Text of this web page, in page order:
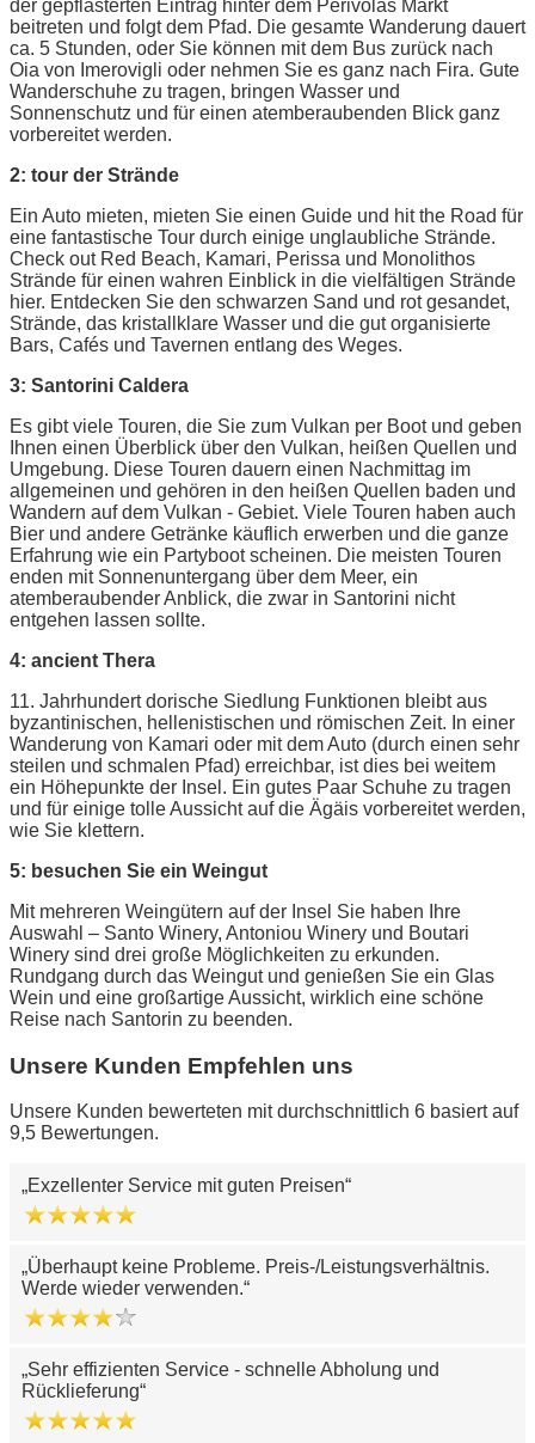
der gepflasterten Eintrag hinter dem Perivolas Markt
beitreten und folgt dem Pfad. Die gesamte Wanderung dauert
ca. 5 Stunden, oder Sie können mit dem Bus zurück nach
Oia von Imerovigli oder nehmen Sie es ganz nach Fira. Gute
Wanderschuhe zu tragen, bringen Wasser und
Sonnenschutz und für einen atemberaubenden Blick ganz
vorbereitet werden.
2: tour der Strände
Ein Auto mieten, mieten Sie einen Guide und hit the Road für
eine fantastische Tour durch einige unglaubliche Strände.
Check out Red Beach, Kamari, Perissa und Monolithos
Strände für einen wahren Einblick in die vielfältigen Strände
hier. Entdecken Sie den schwarzen Sand und rot gesandet,
Strände, das kristallklare Wasser und die gut organisierte
Bars, Cafés und Tavernen entlang des Weges.
3: Santorini Caldera
Es gibt viele Touren, die Sie zum Vulkan per Boot und geben
Ihnen einen Überblick über den Vulkan, heißen Quellen und
Umgebung. Diese Touren dauern einen Nachmittag im
allgemeinen und gehören in den heißen Quellen baden und
Wandern auf dem Vulkan - Gebiet. Viele Touren haben auch
Bier und andere Getränke käuflich erwerben und die ganze
Erfahrung wie ein Partyboot scheinen. Die meisten Touren
enden mit Sonnenuntergang über dem Meer, ein
atemberaubender Anblick, die zwar in Santorini nicht
entgehen lassen sollte.
4: ancient Thera
11. Jahrhundert dorische Siedlung Funktionen bleibt aus
byzantinischen, hellenistischen und römischen Zeit. In einer
Wanderung von Kamari oder mit dem Auto (durch einen sehr
steilen und schmalen Pfad) erreichbar, ist dies bei weitem
ein Höhepunkte der Insel. Ein gutes Paar Schuhe zu tragen
und für einige tolle Aussicht auf die Ägäis vorbereitet werden,
wie Sie klettern.
5: besuchen Sie ein Weingut
Mit mehreren Weingütern auf der Insel Sie haben Ihre
Auswahl – Santo Winery, Antoniou Winery und Boutari
Winery sind drei große Möglichkeiten zu erkunden.
Rundgang durch das Weingut und genießen Sie ein Glas
Wein und eine großartige Aussicht, wirklich eine schöne
Reise nach Santorin zu beenden.
Unsere Kunden Empfehlen uns
Unsere Kunden bewerteten mit durchschnittlich 6 basiert auf
9,5 Bewertungen.
Exzellenter Service mit guten Preisen
Überhaupt keine Probleme. Preis-/Leistungsverhältnis.
Werde wieder verwenden.
Sehr effizienten Service - schnelle Abholung und
Rücklieferung